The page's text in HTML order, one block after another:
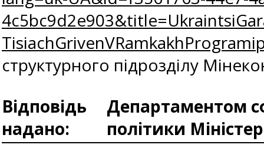
структурного підрозділу
Відповідь
надано:
Департаментом
політики